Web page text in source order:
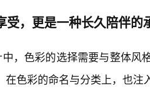
，更是一种长久陪伴的
，色彩的选择需要与整体风
在色彩的命名与分类上，也注